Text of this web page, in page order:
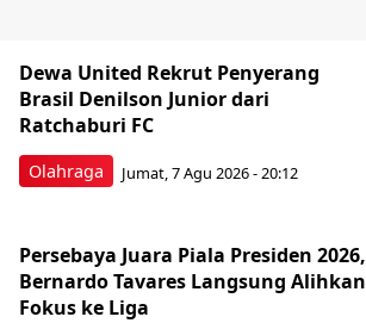
Olahraga
Dewa United Rekrut Penyerang
Brasil Denilson Junior dari
Ratchaburi FC
Jumat, 7 Agu 2026 - 20:12
Persebaya Juara Piala Presiden 2026,
Bernardo Tavares Langsung Alihkan
Fokus ke Liga